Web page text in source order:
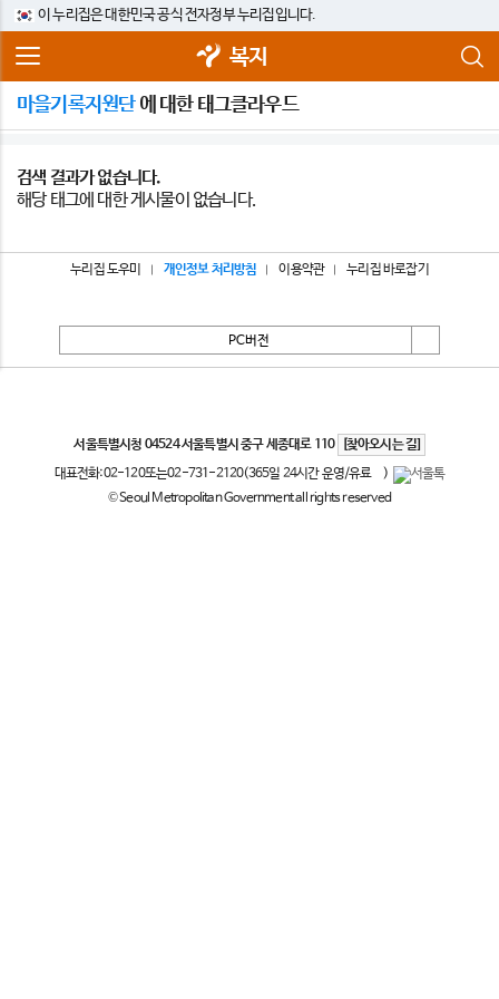
이 누리집은 대한민국 공식 전자정부 누리집입니다.
복지
마을기록지원단에 대한 태그클라우드
검색 결과가 없습니다.
해당 태그에 대한 게시물이 없습니다.
누리집 도우미 개인정보 처리방침 이용약관 누리집 바로잡기
PC버전
서울특별시청 04524 서울특별시 중구 세종대로 110
[찾아오시는 길]
대표전화:02-120또는02-731-2120(365일 24시간 운영/유료
)
© Seoul Metropolitan Government all rights reserved